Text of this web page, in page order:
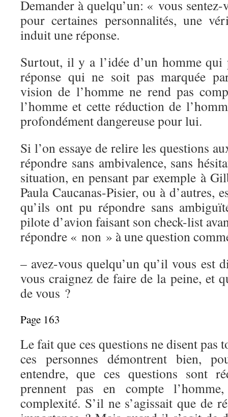
Demander à quelqu’un: « vous
pour certaines personnalités, une
induit une réponse.
Surtout, il y a l’idée d’un homme qui
réponse qui ne soit pas marquée
vision de l’homme ne rend pas
l’homme et cette réduction de
profondément dangereuse pour lui.
Si l’on essaye de relire les questions
répondre sans ambivalence, sans
situation, en pensant par exemple à
Paula Caucanas-Pisier, ou à d’autres,
qu’ils ont pu répondre sans
pilote d’avion faisant son check-list
répondre « non » à une question
– avez-vous quelqu’un qu’il vous est
vous craignez de faire de la peine, et
de vous ?
Page 163
Le fait que ces questions ne disent pas
ces personnes démontrent bien,
entendre, que ces questions sont
prennent pas en compte
complexité. S’il ne s’agissait que de